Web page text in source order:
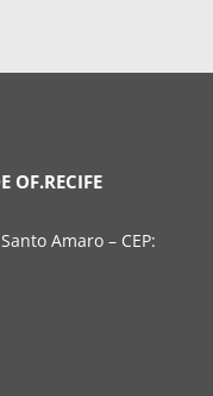
OF.RECIFE
Amaro – CEP: